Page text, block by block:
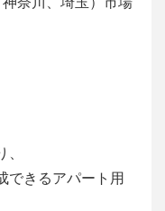
できるアパート用